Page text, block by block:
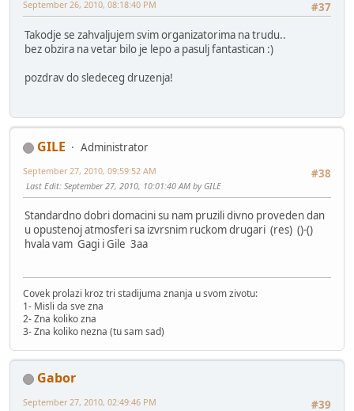
#37
September 26, 2010, 08:18:40 PM
Takodje se zahvaljujem svim organizatorima na trudu..
bez obzira na vetar bilo je lepo a pasulj fantastican :)
pozdrav do sledeceg druzenja!
GILE
Administrator
#38
September 27, 2010, 09:59:52 AM
Last Edit: September 27, 2010, 10:01:40 AM by GILE
Standardno dobri domacini su nam pruzili divno proveden dan
u opustenoj atmosferi sa izvrsnim ruckom drugari (res) ()-()
hvala vam Gagi i Gile 3aa
Covek prolazi kroz tri stadijuma znanja u svom zivotu:
1- Misli da sve zna
2- Zna koliko zna
3- Zna koliko nezna (tu sam sad)
Gabor
#39
September 27, 2010, 02:49:46 PM